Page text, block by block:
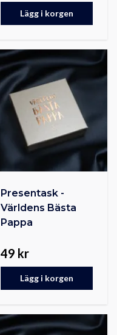
Lägg i korgen
Presentask -
Världens Bästa
Pappa
49 kr
Lägg i korgen